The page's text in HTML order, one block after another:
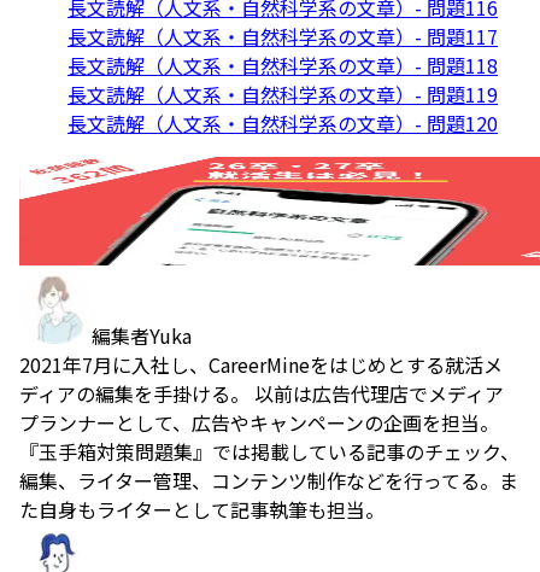
長文読解（人文系・自然科学系の文章）- 問題116
長文読解（人文系・自然科学系の文章）- 問題117
長文読解（人文系・自然科学系の文章）- 問題118
長文読解（人文系・自然科学系の文章）- 問題119
長文読解（人文系・自然科学系の文章）- 問題120
編集者Yuka
2021年7月に入社し、CareerMineをはじめとする就活メ
ディアの編集を手掛ける。 以前は広告代理店でメディア
プランナーとして、広告やキャンペーンの企画を担当。
『玉手箱対策問題集』では掲載している記事のチェック、
編集、ライター管理、コンテンツ制作などを行ってる。ま
た自身もライターとして記事執筆も担当。